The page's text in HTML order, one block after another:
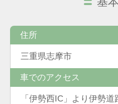
住所
三重県志摩市
車でのアクセス
「伊勢西IC」より伊勢